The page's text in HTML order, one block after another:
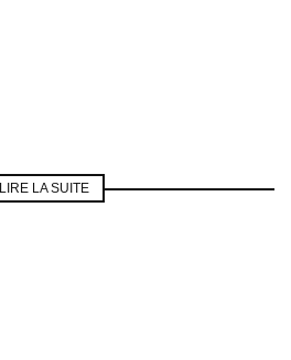
LIRE LA SUITE